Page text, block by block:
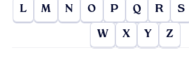
L M N O P Q R S
W X Y Z